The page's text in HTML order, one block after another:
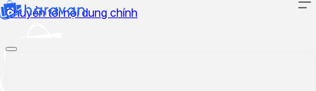
Chuyển tới nội dung chính